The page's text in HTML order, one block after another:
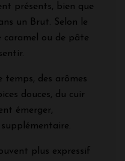
présents, bien que
un Brut. Selon le
caramel ou de pâte
temps, des arômes
douces, du cuir
émerger,
plus expressif